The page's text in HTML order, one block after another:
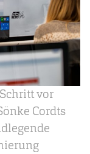
vor
Cordts